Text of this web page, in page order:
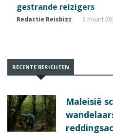
gestrande reizigers
Redactie Reisbizz 3 maart
RECENTE BERICHTEN
Maleisië